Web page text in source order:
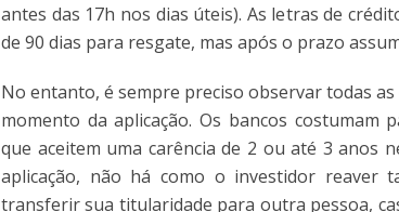
antes das 17h nos dias úteis). As letras de
de 90 dias para resgate, mas após o prazo
No entanto, é sempre preciso observar todas
momento da aplicação. Os bancos costumam
que aceitem uma carência de 2 ou até 3 anos
aplicação, não há como o investidor reaver
transferir sua titularidade para outra pessoa,